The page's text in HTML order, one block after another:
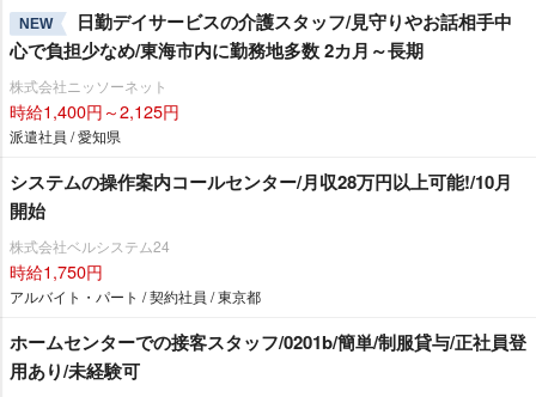
NEW
日勤デイサービスの介護スタッフ/見守りやお話相手中
心で負担少なめ/東海市内に勤務地多数 2カ月～長期
株式会社ニッソーネット
時給1,400円～2,125円
派遣社員 / 愛知県
システムの操作案内コールセンター/月収28万円以上可能!/10月
開始
株式会社ベルシステム24
時給1,750円
アルバイト・パート / 契約社員 / 東京都
ホームセンターでの接客スタッフ/0201b/簡単/制服貸与/正社員登
用あり/未経験可